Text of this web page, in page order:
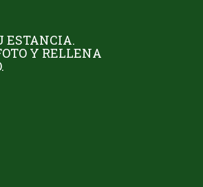
ESTANCIA.
Y RELLENA